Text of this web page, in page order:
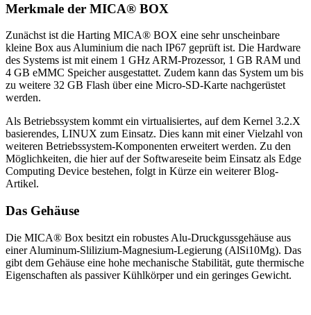
Merkmale der MICA® BOX
Zunächst ist die Harting MICA® BOX eine sehr unscheinbare
kleine Box aus Aluminium die nach IP67 geprüft ist. Die Hardware
des Systems ist mit einem 1 GHz ARM-Prozessor, 1 GB RAM und
4 GB eMMC Speicher ausgestattet. Zudem kann das System um bis
zu weitere 32 GB Flash über eine Micro-SD-Karte nachgerüstet
werden.
Als Betriebssystem kommt ein virtualisiertes, auf dem Kernel 3.2.X
basierendes, LINUX zum Einsatz. Dies kann mit einer Vielzahl von
weiteren Betriebssystem-Komponenten erweitert werden. Zu den
Möglichkeiten, die hier auf der Softwareseite beim Einsatz als Edge
Computing Device bestehen, folgt in Kürze ein weiterer Blog-
Artikel.
Das Gehäuse
Die MICA® Box besitzt ein robustes Alu-Druckgussgehäuse aus
einer Aluminum-Slilizium-Magnesium-Legierung (AlSi10Mg). Das
gibt dem Gehäuse eine hohe mechanische Stabilität, gute thermische
Eigenschaften als passiver Kühlkörper und ein geringes Gewicht.